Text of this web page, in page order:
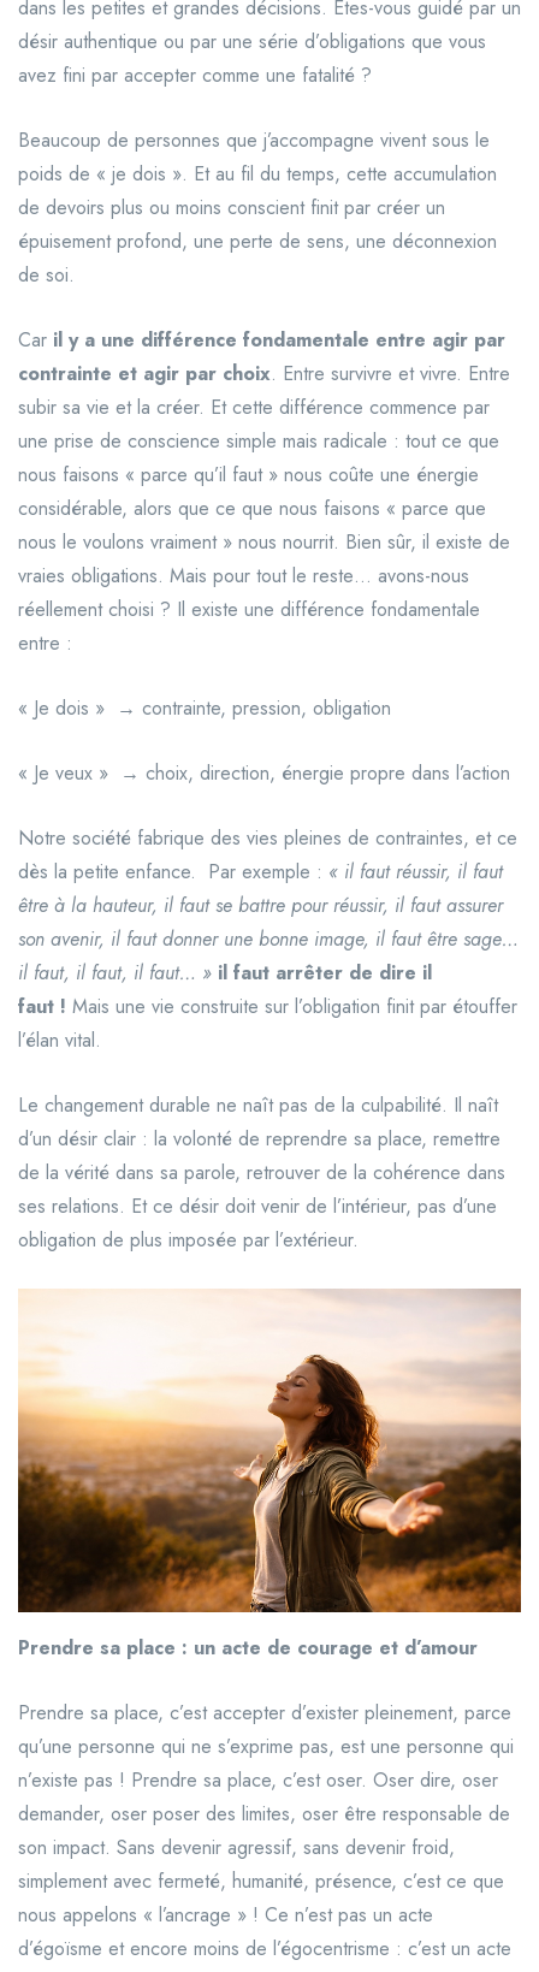
dans les petites et grandes décisions. Êtes-vous guidé par un
désir authentique ou par une série d’obligations que vous
avez fini par accepter comme une fatalité ?
Beaucoup de personnes que j’accompagne vivent sous le
poids de « je dois ». Et au fil du temps, cette accumulation
de devoirs plus ou moins conscient finit par créer un
épuisement profond, une perte de sens, une déconnexion
de soi.
Car il y a une différence fondamentale entre agir par
contrainte et agir par choix. Entre survivre et vivre. Entre
subir sa vie et la créer. Et cette différence commence par
une prise de conscience simple mais radicale : tout ce que
nous faisons « parce qu’il faut » nous coûte une énergie
considérable, alors que ce que nous faisons « parce que
nous le voulons vraiment » nous nourrit. Bien sûr, il existe de
vraies obligations. Mais pour tout le reste… avons-nous
réellement choisi ? Il existe une différence fondamentale
entre :
« Je dois » → contrainte, pression, obligation
« Je veux » → choix, direction, énergie propre dans l’action
Notre société fabrique des vies pleines de contraintes, et ce
dès la petite enfance. Par exemple : « il faut réussir, il faut
être à la hauteur, il faut se battre pour réussir, il faut assurer
son avenir, il faut donner une bonne image, il faut être sage…
il faut, il faut, il faut… » il faut arrêter de dire il
faut ! Mais une vie construite sur l’obligation finit par étouffer
l’élan vital.
Le changement durable ne naît pas de la culpabilité. Il naît
d’un désir clair : la volonté de reprendre sa place, remettre
de la vérité dans sa parole, retrouver de la cohérence dans
ses relations. Et ce désir doit venir de l’intérieur, pas d’une
obligation de plus imposée par l’extérieur.
Prendre sa place : un acte de courage et d’amour
Prendre sa place, c’est accepter d’exister pleinement, parce
qu’une personne qui ne s’exprime pas, est une personne qui
n’existe pas ! Prendre sa place, c’est oser. Oser dire, oser
demander, oser poser des limites, oser être responsable de
son impact. Sans devenir agressif, sans devenir froid,
simplement avec fermeté, humanité, présence, c’est ce que
nous appelons « l’ancrage » ! Ce n’est pas un acte
d’égoïsme et encore moins de l’égocentrisme : c’est un acte